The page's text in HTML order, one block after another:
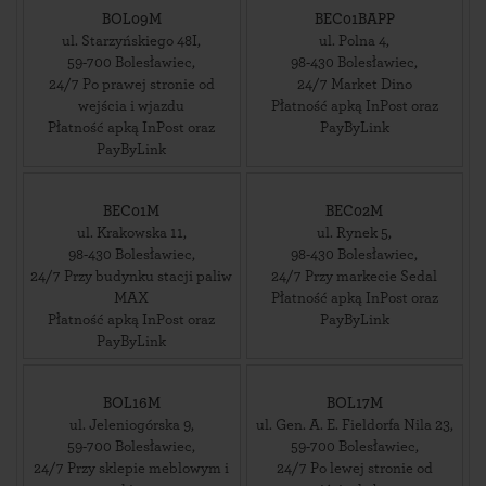
BOL09M
ul. Starzyńskiego 48I,
59-700 Bolesławiec,
24/7 Po prawej stronie od
wejścia i wjazdu
Płatność apką InPost oraz
PayByLink
BEC01BAPP
ul. Polna 4,
98-430 Bolesławiec,
24/7 Market Dino
Płatność apką InPost oraz
PayByLink
BEC01M
ul. Krakowska 11,
98-430 Bolesławiec,
24/7 Przy budynku stacji paliw
MAX
Płatność apką InPost oraz
PayByLink
BEC02M
ul. Rynek 5,
98-430 Bolesławiec,
24/7 Przy markecie Sedal
Płatność apką InPost oraz
PayByLink
BOL16M
ul. Jeleniogórska 9,
59-700 Bolesławiec,
24/7 Przy sklepie meblowym i
BOL17M
ul. Gen. A. E. Fieldorfa Nila 23,
59-700 Bolesławiec,
24/7 Po lewej stronie od